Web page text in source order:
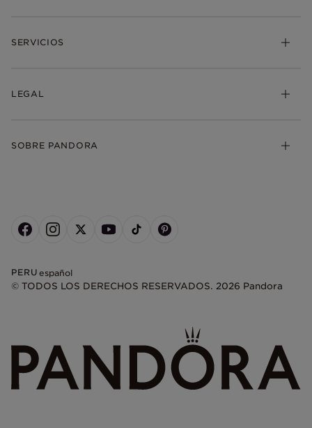
SERVICIOS
LEGAL
SOBRE PANDORA
PERU español
© TODOS LOS DERECHOS RESERVADOS. 2026 Pandora